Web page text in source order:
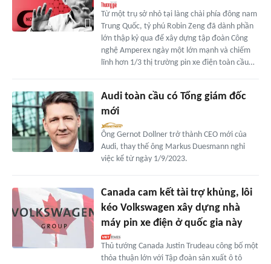
Từ một trụ sở nhỏ tại làng chài phía đông nam
Trung Quốc, tỷ phú Robin Zeng đã dành phần
lớn thập kỷ qua để xây dựng tập đoàn Công
nghệ Amperex ngày một lớn mạnh và chiếm
lĩnh hơn 1/3 thị trường pin xe điện toàn cầu…
Audi toàn cầu có Tổng giám đốc
mới
Ông Gernot Dollner trở thành CEO mới của
Audi, thay thế ông Markus Duesmann nghỉ
việc kể từ ngày 1/9/2023.
Canada cam kết tài trợ khủng, lôi
kéo Volkswagen xây dựng nhà
máy pin xe điện ở quốc gia này
Thủ tướng Canada Justin Trudeau công bố một
thỏa thuận lớn với Tập đoàn sản xuất ô tô